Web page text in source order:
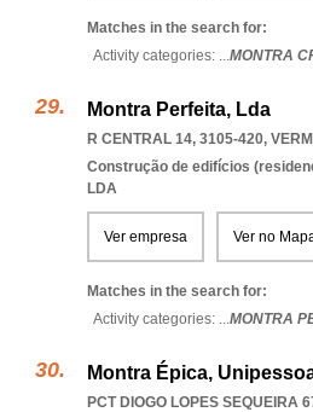
Matches in the search for:
Activity categories: ...MONTRA
Montra Perfeita, Lda
R CENTRAL 14, 3105-420,
Construção de edifícios
LDA
Ver empresa Ver no
Matches in the search for:
Activity categories: ...MONTRA
Montra Épica,
PCT DIOGO LOPES SEQUEIRA